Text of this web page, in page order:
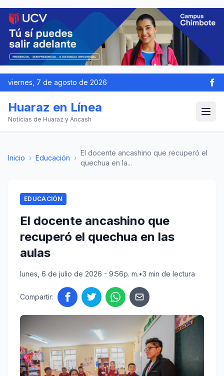
viernes, 7 de agosto de 2026
Huaraz en Línea
Noticias de Huaraz y Áncash
Inicio › Educación ›
El docente ancashino que recuperó el
quechua en la...
EDUCACIÓN
El docente ancashino que
recuperó el quechua en las
aulas
lunes, 6 de julio de 2026 - 9:56p. m.•3 min de lectura
Compartir: